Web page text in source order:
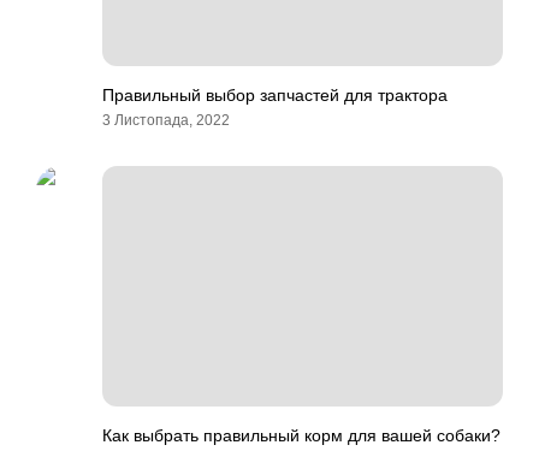
Правильный выбор запчастей для трактора
3 Листопада, 2022
Как выбрать правильный корм для вашей собаки?